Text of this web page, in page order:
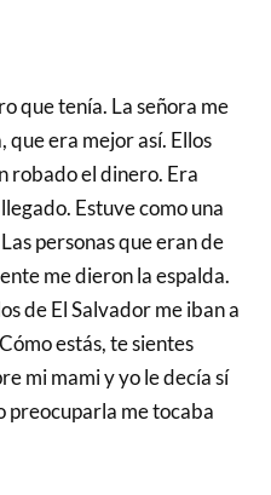
que tenía. La señora me
que era mejor así. Ellos
robado el dinero. Era
Estuve como una
personas que eran de
me dieron la espalda.
de El Salvador me iban a
estás, te sientes
mi mami y yo le decía sí
preocuparla me tocaba